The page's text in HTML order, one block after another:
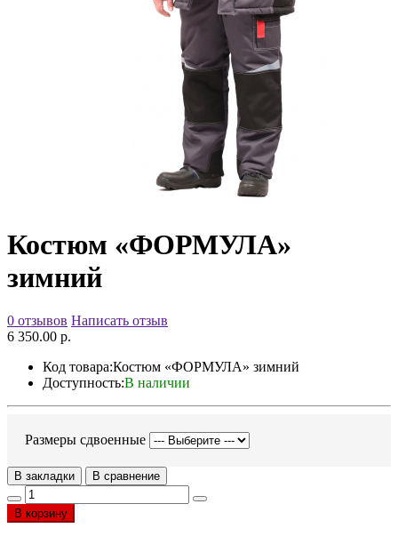
Костюм «ФОРМУЛА»
зимний
0 отзывов Написать отзыв
6 350.00 р.
Код товара:Костюм «ФОРМУЛА» зимний
Доступность:В наличии
Размеры сдвоенные
В закладки В сравнение
В корзину